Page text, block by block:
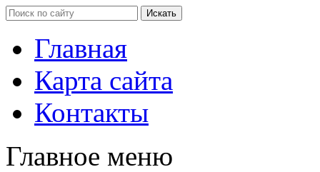
Главная
Карта сайта
Контакты
Главное меню